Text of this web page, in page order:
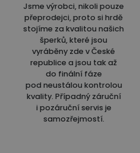
Jsme výrobci, nikoli pouze
přeprodejci, proto si hrdě
stojíme za kvalitou našich
šperků, které jsou
vyráběny zde v České
republice a jsou tak až
do finální fáze
pod neustálou kontrolou
kvality. Případný záruční
i pozáruční servis je
samozřejmostí.